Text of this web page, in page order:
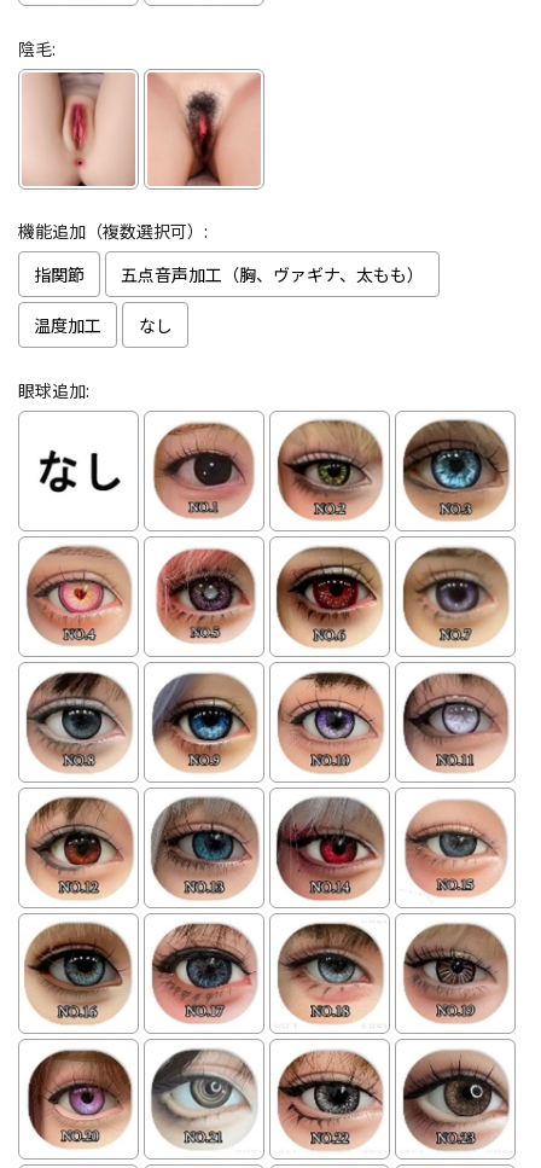
陰毛:
機能追加（複数選択可）:
指関節
五点音声加工（胸、ヴァギナ、太もも）
温度加工 なし
眼球追加: